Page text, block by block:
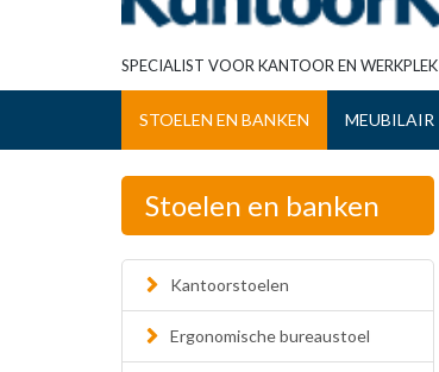
SPECIALIST VOOR KANTOOR EN WERKPLEK
STOELEN EN BANKEN MEUBILAIR
Stoelen en banken
Kantoorstoelen
Ergonomische bureaustoel